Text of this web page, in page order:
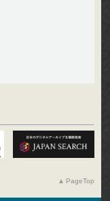
PageTop